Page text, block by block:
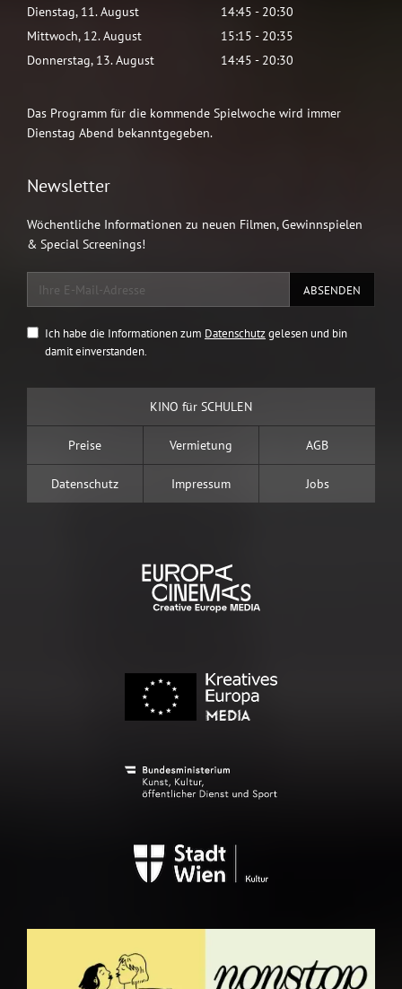
Dienstag, 11.August 14:45 - 20:30
Mittwoch, 12.August 15:15 - 20:35
Donnerstag, 13.August 14:45 - 20:30
Das Programm für die kommende Spielwoche wird immer
Dienstag Abend bekanntgegeben.
Newsletter
Wöchentliche Informationen zu neuen Filmen, Gewinnspielen
& Special Screenings!
Ich habe die Informationen zum Datenschutzgelesen und bin
damit einverstanden.
KINO für SCHULEN
Preise Vermietung AGB
Datenschutz Impressum Jobs